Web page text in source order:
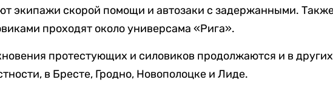
экипажи скорой помощи и автозаки с задержанными.
проходят около универсама «Рига».
протестующих и силовиков продолжаются и в других
в Бресте, Гродно, Новополоцке и Лиде.